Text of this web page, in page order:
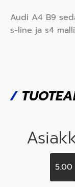
Audi A4 B9
s-line ja s4
/
5.00